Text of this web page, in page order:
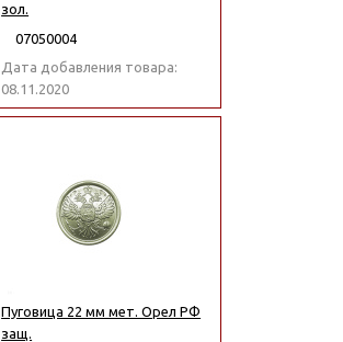
зол.
07050004
Дата добавления товара:
08.11.2020
Пуговица 22 мм мет. Орел РФ
защ.